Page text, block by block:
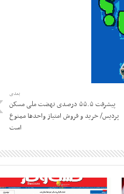
بعدی
پیشرفت ۵۵.۵ درصدی نهضت ملی مسکن
پردیس/ خرید و فروش امتیاز واحدها ممنوع
است